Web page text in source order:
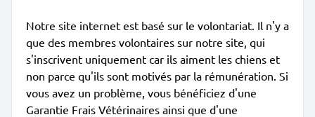
Notre site internet est basé sur le volontariat. Il n'y a
que des membres volontaires sur notre site, qui
s'inscrivent uniquement car ils aiment les chiens et
non parce qu'ils sont motivés par la rémunération. Si
vous avez un problème, vous bénéficiez d'une
Garantie Frais Vétérinaires ainsi que d'une